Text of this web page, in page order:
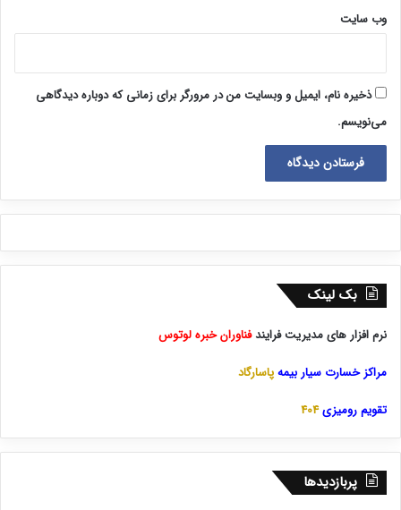
وب‌ سایت
بک لینک
نرم افزار های مدیریت فرایندفناوران خبره لوتوس
مراکز خسارت سیار بیمه